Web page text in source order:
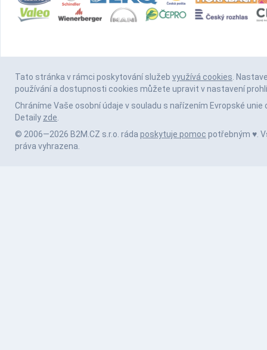
Tato stránka v rámci poskytování služeb využívá cookies.
používání a dostupnosti cookies můžete upravit v nastavení
Chráníme Vaše osobní údaje v souladu s nařízením Evropské unie
Detaily zde.
© 2006—2026 B2M.CZ s.r.o. ráda poskytuje pomoc potřebným ♥️.
práva vyhrazena.